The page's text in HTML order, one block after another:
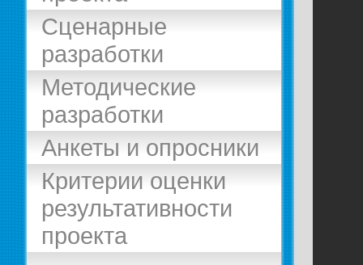
Сценарные
разработки
Методические
разработки
Анкеты и опросники
Критерии оценки
результативности
проекта